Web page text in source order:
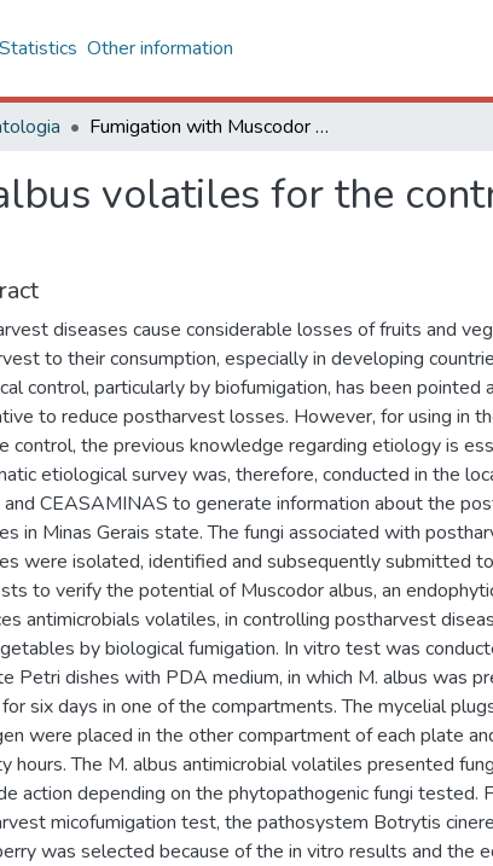
Statistics Other information
Fumigation with Muscodor albus volatiles for the control of postharvest decay
volatiles for the
diseases cause considerable losses of fruits and
to their consumption, especially in developing
control, particularly by biofumigation, has been pointed
to reduce postharvest losses. However, for using in
control, the previous knowledge regarding etiology is
etiological survey was, therefore, conducted in the
and CEASAMINAS to generate information about the
in Minas Gerais state. The fungi associated with
were isolated, identified and subsequently submitted
to verify the potential of Muscodor albus, an
antimicrobials volatiles, in controlling postharvest
by biological fumigation. In vitro test was
Petri dishes with PDA medium, in which M. albus was
six days in one of the compartments. The mycelial
were placed in the other compartment of each plate
hours. The M. albus antimicrobial volatiles presented
action depending on the phytopathogenic fungi tested.
micofumigation test, the pathosystem Botrytis
was selected because of the in vitro results and the